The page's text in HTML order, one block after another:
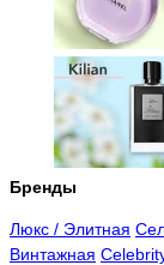
Бренды
Люкс / Элитная
Винтажная